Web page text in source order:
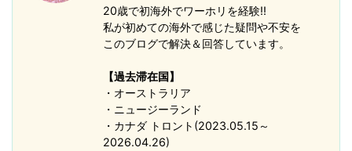
20歳で初海外でワーホリを経験!!
私が初めての海外で感じた疑問や不安を
このブログで解決＆回答しています。
【過去滞在国】
・オーストラリア
・ニュージーランド
・カナダ トロント(2023.05.15～
2026.04.26)